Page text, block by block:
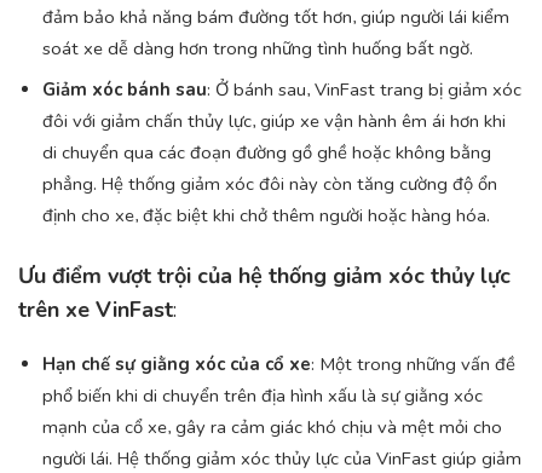
đảm bảo khả năng bám đường tốt hơn, giúp người lái kiểm
soát xe dễ dàng hơn trong những tình huống bất ngờ.
Giảm xóc bánh sau: Ở bánh sau, VinFast trang bị giảm xóc
đôi với giảm chấn thủy lực, giúp xe vận hành êm ái hơn khi
di chuyển qua các đoạn đường gồ ghề hoặc không bằng
phẳng. Hệ thống giảm xóc đôi này còn tăng cường độ ổn
định cho xe, đặc biệt khi chở thêm người hoặc hàng hóa.
Ưu điểm vượt trội của hệ thống giảm xóc thủy lực
trên xe VinFast:
Hạn chế sự giằng xóc của cổ xe: Một trong những vấn đề
phổ biến khi di chuyển trên địa hình xấu là sự giằng xóc
mạnh của cổ xe, gây ra cảm giác khó chịu và mệt mỏi cho
người lái. Hệ thống giảm xóc thủy lực của VinFast giúp giảm